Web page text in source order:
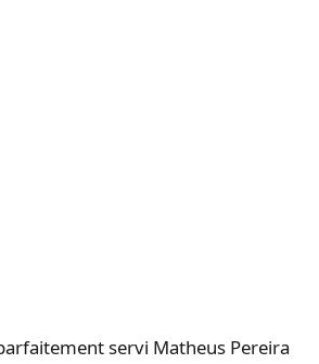
servi Matheus Pereira